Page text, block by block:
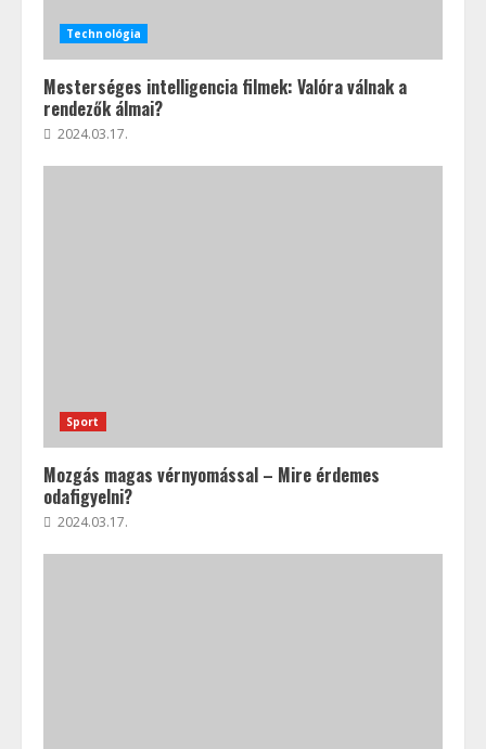
Technológia
Mesterséges intelligencia filmek: Valóra válnak a
rendezők álmai?
2024.03.17.
Sport
Mozgás magas vérnyomással – Mire érdemes
odafigyelni?
2024.03.17.